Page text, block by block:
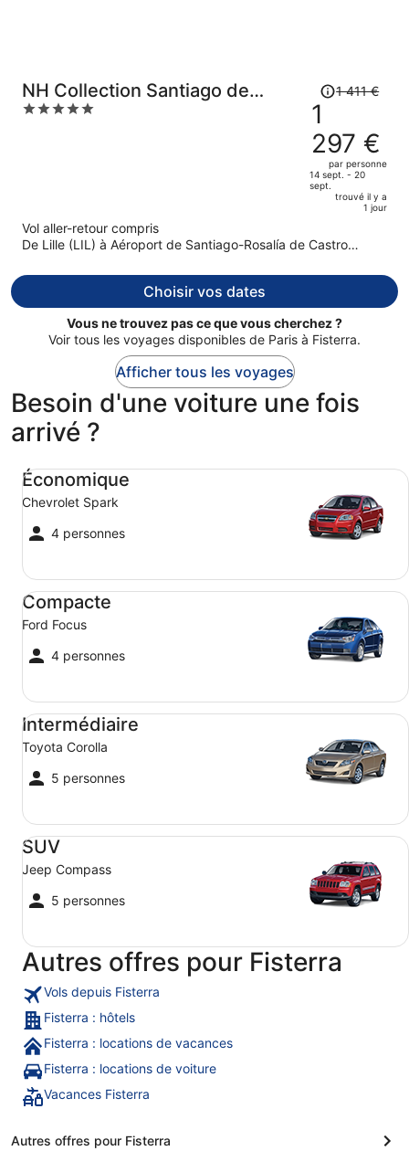
NH Collection Santiago de
Compostela
5
Le
prix
était
de
411 €.
maintenant
de
297 €
par
personne.
1 411 €
1
297 €
par personne
14 sept. - 20
sept.
trouvé il y a
1 jour
Vol aller-retour compris
De Lille (LIL) à Aéroport de Santiago-Rosalía de Castro
Choisir vos dates
Vous ne trouvez pas ce que vous cherchez ?
Voir tous les voyages disponibles de Paris à Fisterra.
Afficher tous les voyages
Besoin d'une voiture une fois
arrivé ?
Économique
Chevrolet Spark
4 personnes
Économique Chevrolet Spark
Compacte
Ford Focus
4 personnes
Compacte Ford Focus
Intermédiaire
Toyota Corolla
5 personnes
Intermédiaire Toyota Corolla
SUV
Jeep Compass
5 personnes
SUV Jeep Compass
Autres offres pour Fisterra
Vols depuis Fisterra
Fisterra : hôtels
Fisterra : locations de vacances
Fisterra : locations de voiture
Vacances Fisterra
Autres offres pour Fisterra